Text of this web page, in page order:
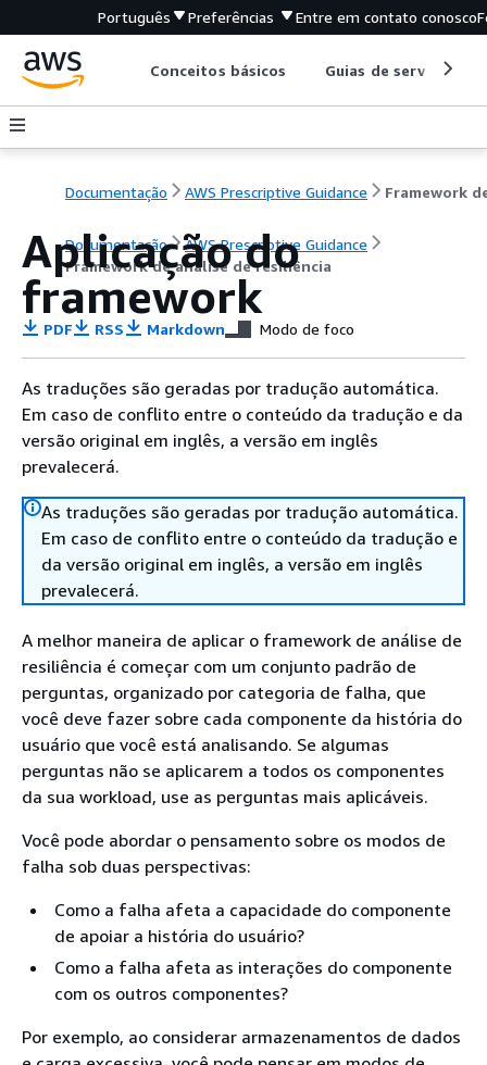
Português Preferências Entre em contato conosco
Conceitos básicos Guias de serviço
Documentação AWS Prescriptive Guidance
Documentação
AWS Prescriptive Guidance
Framework de análise de resiliência
Aplicação do
framework
PDF RSS Markdown Modo de foco
As traduções são geradas por tradução automática.
Em caso de conflito entre o conteúdo da tradução e da
versão original em inglês, a versão em inglês
prevalecerá.
As traduções são geradas por tradução automática.
Em caso de conflito entre o conteúdo da tradução e
da versão original em inglês, a versão em inglês
prevalecerá.
A melhor maneira de aplicar o framework de análise de
resiliência é começar com um conjunto padrão de
perguntas, organizado por categoria de falha, que
você deve fazer sobre cada componente da história do
usuário que você está analisando. Se algumas
perguntas não se aplicarem a todos os componentes
da sua workload, use as perguntas mais aplicáveis.
Você pode abordar o pensamento sobre os modos de
falha sob duas perspectivas:
Como a falha afeta a capacidade do componente
de apoiar a história do usuário?
Como a falha afeta as interações do componente
com os outros componentes?
Por exemplo, ao considerar armazenamentos de dados